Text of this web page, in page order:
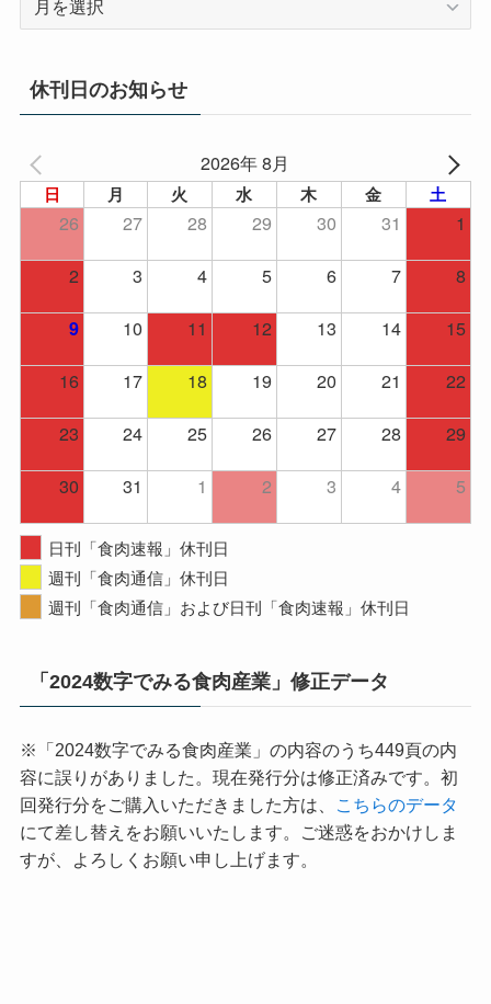
イ
ブ
休刊日のお知らせ
2026年 8月
日 月 火 水 木 金 土
26 27 28 29 30 31
1
2
3 4 5 6 7 8
9 10 11 12 13 14
15
16
17 18 19 20 21
22
23
24 25 26 27 28
29
30
31 1 2 3 4 5
日刊「食肉速報」休刊日
週刊「食肉通信」休刊日
週刊「食肉通信」および日刊「食肉速報」休刊日
「2024数字でみる食肉産業」修正データ
※「2024数字でみる食肉産業」の内容のうち449頁の内
容に誤りがありました。現在発行分は修正済みです。初
回発行分をご購入いただきました方は、
こちらのデータ
にて差し替えをお願いいたします。ご迷惑をおかけしま
すが、よろしくお願い申し上げます。